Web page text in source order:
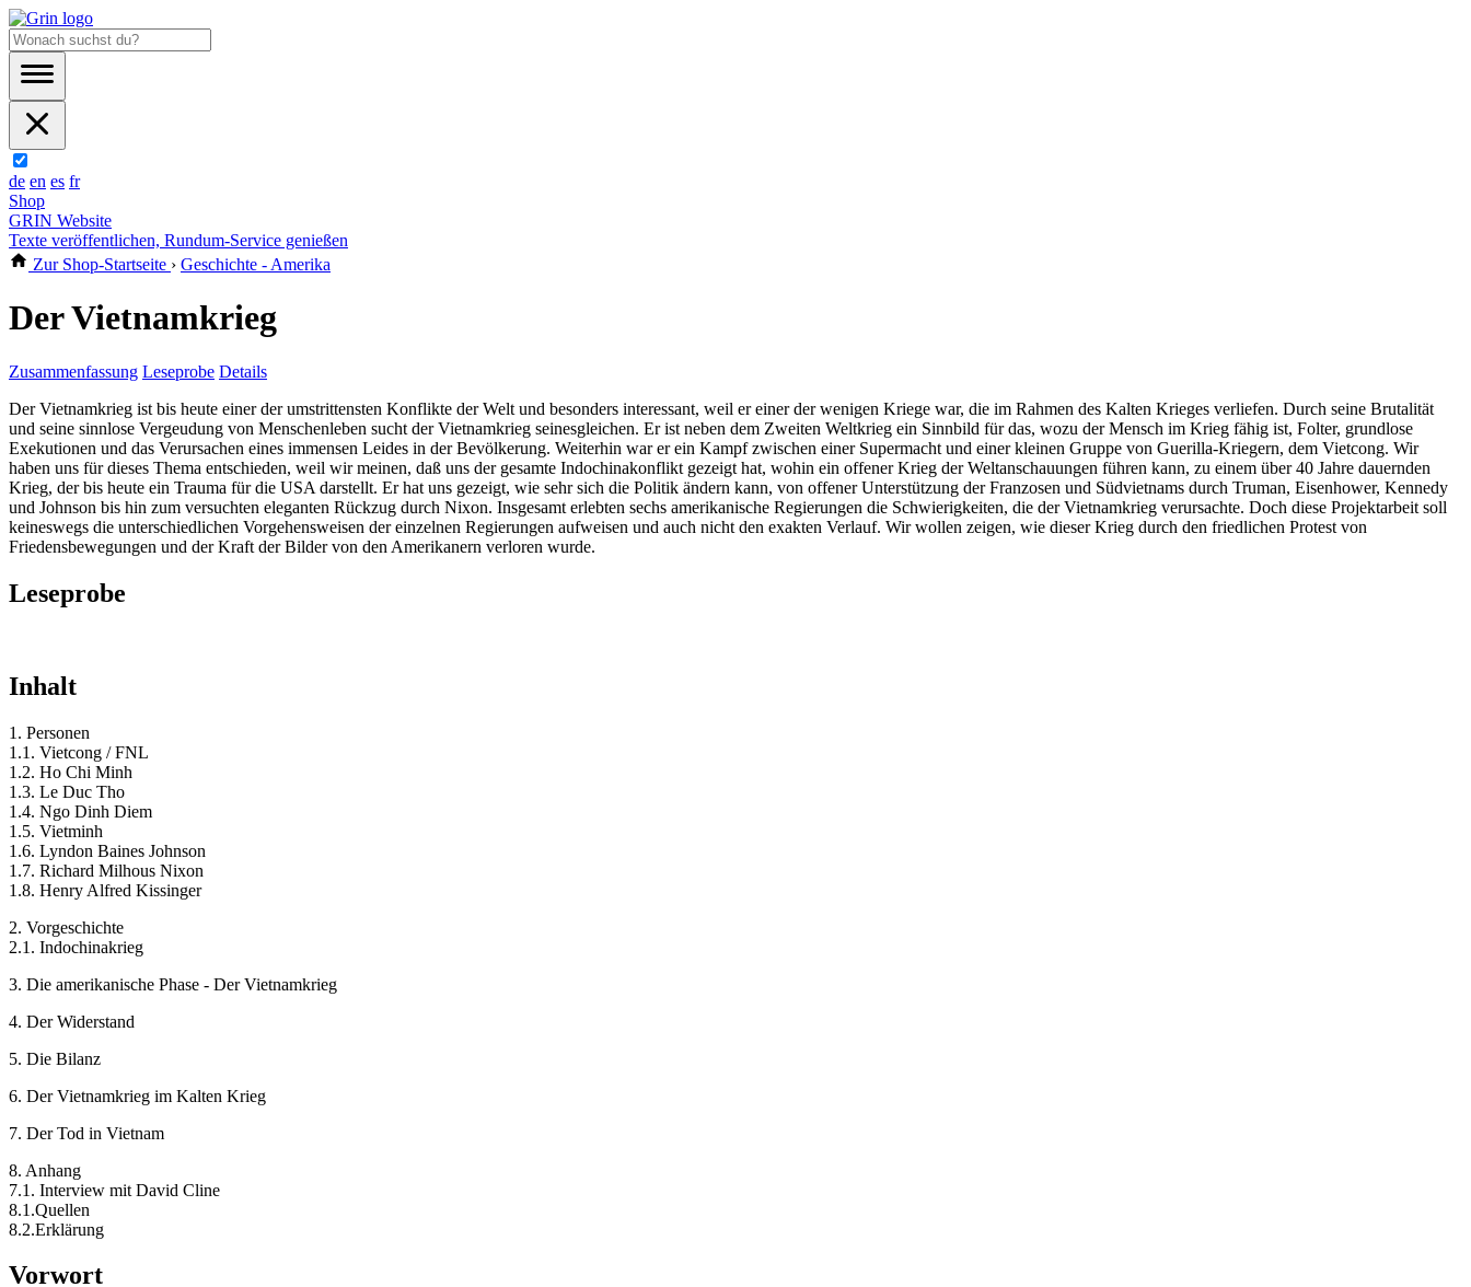
de en es fr
Shop
GRIN Website
Texte veröffentlichen, Rundum-Service genießen
Zur Shop-Startseite › Geschichte - Amerika
Der Vietnamkrieg
Zusammenfassung Leseprobe Details
Der Vietnamkrieg ist bis heute einer der umstrittensten Konflikte der Welt und besonders interessant, weil er einer der wenigen Kriege war, die im Rahmen des Kalten Krieges verliefen. Durch seine Brutalität
und seine sinnlose Vergeudung von Menschenleben sucht der Vietnamkrieg seinesgleichen. Er ist neben dem Zweiten Weltkrieg ein Sinnbild für das, wozu der Mensch im Krieg fähig ist, Folter, grundlose
Exekutionen und das Verursachen eines immensen Leides in der Bevölkerung. Weiterhin war er ein Kampf zwischen einer Supermacht und einer kleinen Gruppe von Guerilla-Kriegern, dem Vietcong. Wir
haben uns für dieses Thema entschieden, weil wir meinen, daß uns der gesamte Indochinakonflikt gezeigt hat, wohin ein offener Krieg der Weltanschauungen führen kann, zu einem über 40 Jahre dauernden
Krieg, der bis heute ein Trauma für die USA darstellt. Er hat uns gezeigt, wie sehr sich die Politik ändern kann, von offener Unterstützung der Franzosen und Südvietnams durch Truman, Eisenhower, Kennedy
und Johnson bis hin zum versuchten eleganten Rückzug durch Nixon. Insgesamt erlebten sechs amerikanische Regierungen die Schwierigkeiten, die der Vietnamkrieg verursachte. Doch diese Projektarbeit soll
keineswegs die unterschiedlichen Vorgehensweisen der einzelnen Regierungen aufweisen und auch nicht den exakten Verlauf. Wir wollen zeigen, wie dieser Krieg durch den friedlichen Protest von
Friedensbewegungen und der Kraft der Bilder von den Amerikanern verloren wurde.
Leseprobe
Inhalt
1. Personen
1.1. Vietcong / FNL
1.2. Ho Chi Minh
1.3. Le Duc Tho
1.4. Ngo Dinh Diem
1.5. Vietminh
1.6. Lyndon Baines Johnson
1.7. Richard Milhous Nixon
1.8. Henry Alfred Kissinger
2. Vorgeschichte
2.1. Indochinakrieg
3. Die amerikanische Phase - Der Vietnamkrieg
4. Der Widerstand
5. Die Bilanz
6. Der Vietnamkrieg im Kalten Krieg
7. Der Tod in Vietnam
8. Anhang
7.1. Interview mit David Cline
8.1.Quellen
8.2.Erklärung
Vorwort